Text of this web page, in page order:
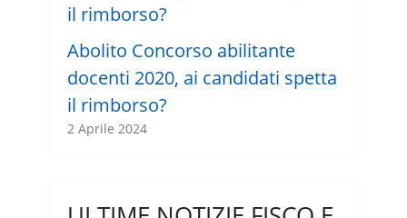
Abolito Concorso abilitante
docenti 2020, ai candidati spetta
il rimborso?
2 Aprile 2024